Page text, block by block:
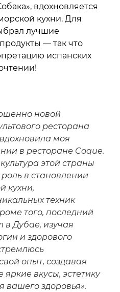
вдохновляется
кухни. Для
лучшие
— так что
испанских
новой
ресторана
моя
в ресторане Coque.
этой страны
в становлении
кухни,
техник
того, последний
в Дубае, изучая
и здорового
опыт, создавая
вкусы, эстетику
вашего здоровья».